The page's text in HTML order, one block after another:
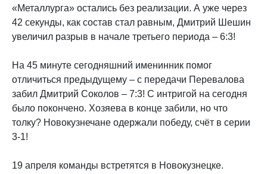
«Металлурга» остались без реализации. А уже через
42 секунды, как состав стал равным, Дмитрий Шешин
увеличил разрыв в начале третьего периода – 6:3!
На 45 минуте сегодняшний именинник помог
отличиться предыдущему – с передачи Перевалова
забил Дмитрий Соколов – 7:3! С интригой на сегодня
было покончено. Хозяева в конце забили, но что
толку? Новокузнечане одержали победу, счёт в серии
3-1!
19 апреля команды встретятся в Новокузнецке.